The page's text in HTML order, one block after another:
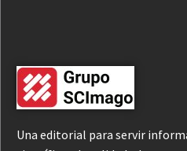
Una editorial para servir